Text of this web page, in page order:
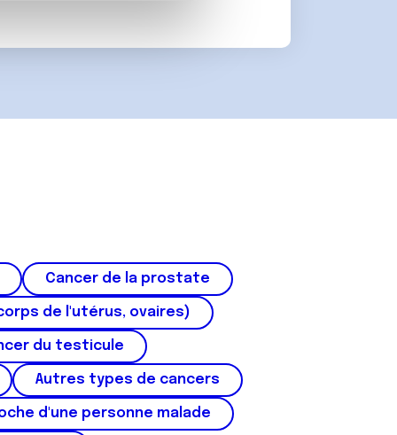
informations que
Cancer de la prostate
de l'utérus, ovaires)
du testicule
Autres types de cancers
d'une personne malade